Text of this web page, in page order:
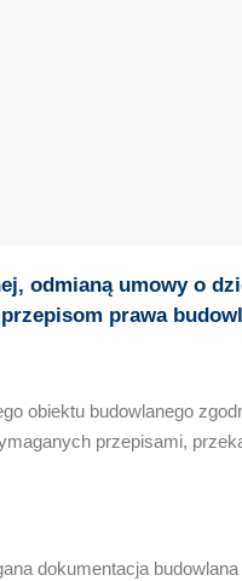
umowy o
prawa
obiektu budowlanego
przepisami,
dokumentacja